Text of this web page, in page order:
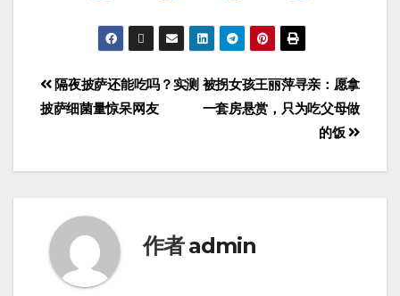
被拐女孩王丽萍寻亲：愿拿
一套房悬赏，只为吃父母做
的饭
隔夜披萨还能吃吗？实测
披萨细菌量惊呆网友
作者admin